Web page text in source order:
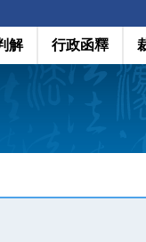
解 行政函釋